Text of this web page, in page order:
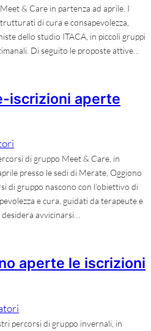
& Care in partenza ad aprile. I
di cura e consapevolezza,
dello studio ITACA, in piccoli gruppi
Di seguito le proposte attive…
iscrizioni aperte
di gruppo Meet & Care, in
presso le sedi di Merate, Oggiono
di gruppo nascono con l’obiettivo di
e cura, guidati da terapeute e
avvicinarsi…
aperte le iscrizioni
percorsi di gruppo invernali, in